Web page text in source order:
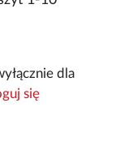
dla
się